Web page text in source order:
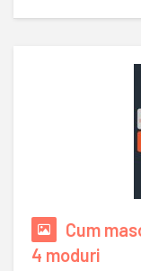
Cum
4 moduri